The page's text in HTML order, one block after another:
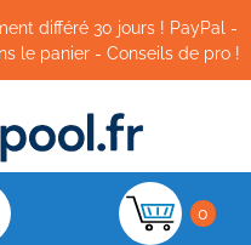
différé 30 jours ! PayPal -
le panier - Conseils de pro !
0